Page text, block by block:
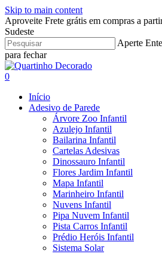
Skip to main content
Aproveite Frete grátis em compras a
Sudeste
Aperte
para fechar
Close
Search
search
account
0
Início
Adesivo de Parede
Árvore Zoo Infantil
Azulejo Infantil
Bailarina Infantil
Cartelas Adesivas
Dinossauro Infantil
Flores Jardim Infantil
Mapa Infantil
Marinheiro Infantil
Nuvens Infantil
Pipa Nuvem Infantil
Pista Carros Infantil
Prédio Heróis Infantil
Sistema Solar